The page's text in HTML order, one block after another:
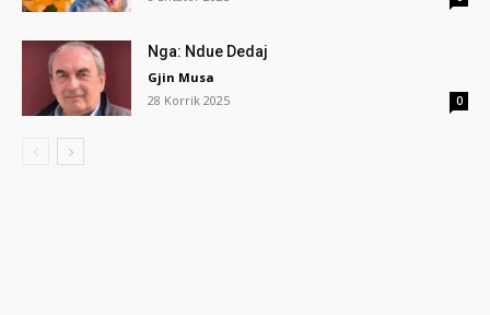
Nga: Ndue Dedaj
Gjin Musa
28 Korrik 2025
0